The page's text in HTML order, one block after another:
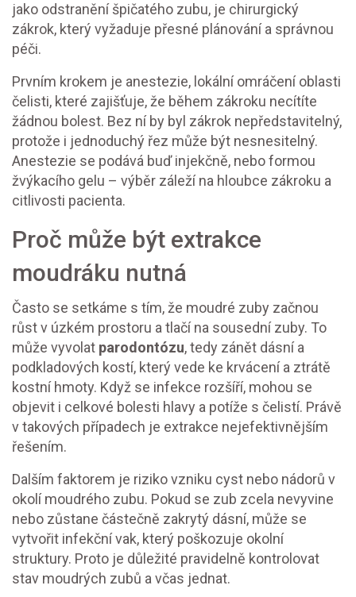
jako odstranění špičatého zubu, je chirurgický
zákrok, který vyžaduje přesné plánování a správnou
péči.
Prvním krokem je anestezie, lokální omráčení oblasti
čelisti, které zajišťuje, že během zákroku necítíte
žádnou bolest. Bez ní by byl zákrok nepředstavitelný,
protože i jednoduchý řez může být nesnesitelný.
Anestezie se podává buď injekčně, nebo formou
žvýkacího gelu – výběr záleží na hloubce zákroku a
citlivosti pacienta.
Proč může být extrakce
moudráku nutná
Často se setkáme s tím, že moudré zuby začnou
růst v úzkém prostoru a tlačí na sousední zuby. To
může vyvolat parodontózu, tedy zánět dásní a
podkladových kostí, který vede ke krvácení a ztrátě
kostní hmoty. Když se infekce rozšíří, mohou se
objevit i celkové bolesti hlavy a potíže s čelistí. Právě
v takových případech je extrakce nejefektivnějším
řešením.
Dalším faktorem je riziko vzniku cyst nebo nádorů v
okolí moudrého zubu. Pokud se zub zcela nevyvine
nebo zůstane částečně zakrytý dásní, může se
vytvořit infekční vak, který poškozuje okolní
struktury. Proto je důležité pravidelně kontrolovat
stav moudrých zubů a včas jednat.